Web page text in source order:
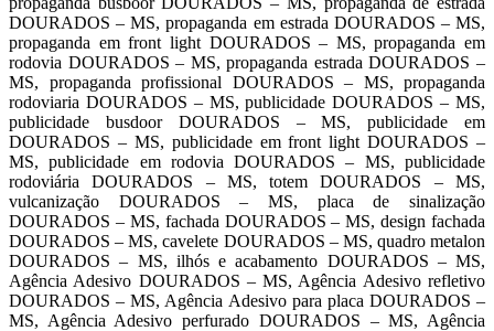
DOURADOS – MS, propaganda em estrada DOURADOS – MS,
propaganda em front light DOURADOS – MS, propaganda em
rodovia DOURADOS – MS, propaganda estrada DOURADOS –
MS, propaganda profissional DOURADOS – MS, propaganda
rodoviaria DOURADOS – MS, publicidade DOURADOS – MS,
publicidade busdoor DOURADOS – MS, publicidade em
DOURADOS – MS, publicidade em front light DOURADOS –
MS, publicidade em rodovia DOURADOS – MS, publicidade
rodoviária DOURADOS – MS, totem DOURADOS – MS,
vulcanização DOURADOS – MS, placa de sinalização
DOURADOS – MS, fachada DOURADOS – MS, design fachada
DOURADOS – MS, cavelete DOURADOS – MS, quadro metalon
DOURADOS – MS, ilhós e acabamento DOURADOS – MS,
Agência Adesivo DOURADOS – MS, Agência Adesivo refletivo
DOURADOS – MS, Agência Adesivo para placa DOURADOS –
MS, Agência Adesivo perfurado DOURADOS – MS, Agência